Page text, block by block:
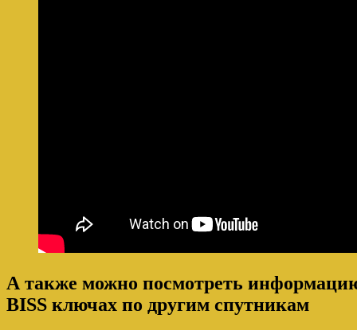
А также можно посмотреть
BISS ключах по другим спутникам